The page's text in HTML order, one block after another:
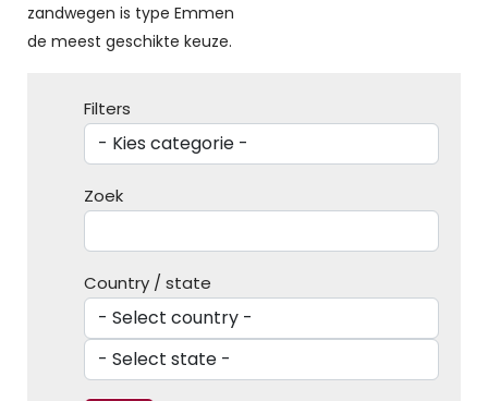
zandwegen is type Emmen
de meest geschikte keuze.
Filters
Zoek
Country / state